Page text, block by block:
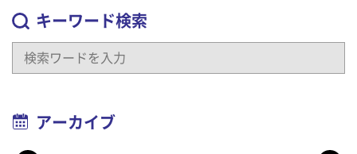
キーワード検索
アーカイブ